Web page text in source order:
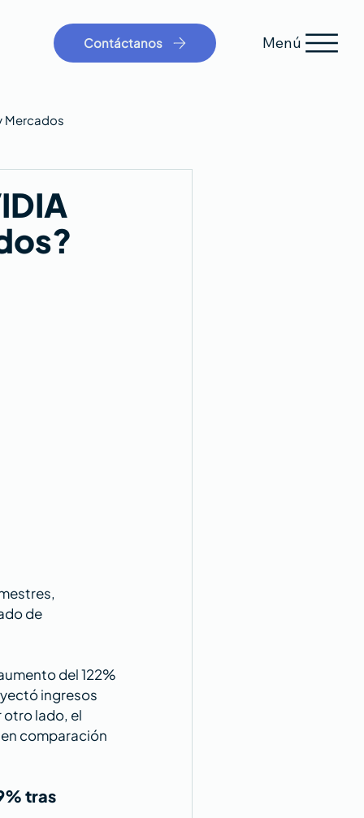
Contáctanos Menú
Mercados
de
del 122%
ingresos
otro lado, el
comparación
tras